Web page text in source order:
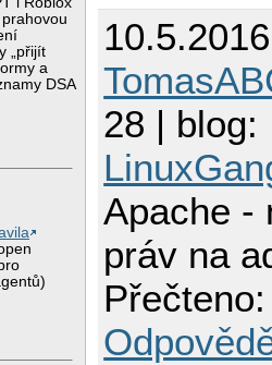
„přijít
a
DSA
28 | blog:
Apache -
práv na